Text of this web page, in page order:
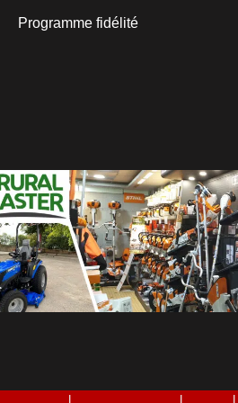
Programme fidélité